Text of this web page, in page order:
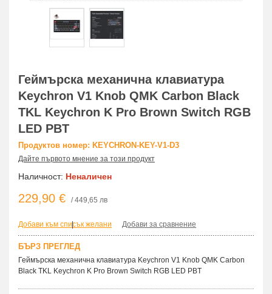
Геймърска механична клавиатура
Keychron V1 Knob QMK Carbon Black
TKL Keychron K Pro Brown Switch RGB
LED PBT
Продуктов номер: KEYCHRON-KEY-V1-D3
Дайте първото мнение за този продукт
Наличност: Неналичен
229,90 € / 449,65 лв
Добави към списък желани
| Добави за сравнение
БЪРЗ ПРЕГЛЕД
Геймърска механична клавиатура Keychron V1 Knob QMK Carbon
Black TKL Keychron K Pro Brown Switch RGB LED PBT